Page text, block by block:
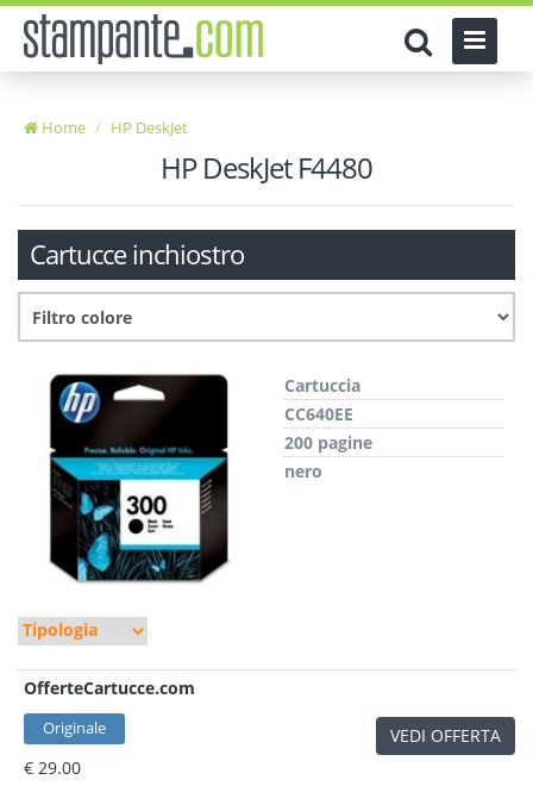
Home HP DeskJet
HP DeskJet F4480
Cartucce inchiostro
Cartuccia
CC640EE
200 pagine
nero
OfferteCartucce.com
Originale
€ 29.00
VEDI OFFERTA